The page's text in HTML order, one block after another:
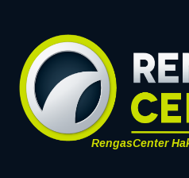
RengasCenter